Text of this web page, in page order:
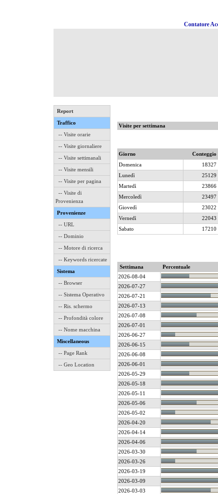
Contatore
Report
Traffico
-- Visite orarie
-- Visite giornaliere
-- Visite settimanali
-- Visite mensili
-- Visite per pagina
-- Visite di
Provenienza
Provenienze
-- URL
-- Dominio
-- Motore di ricerca
-- Keywords ricercate
Sistema
-- Browser
-- Sistema Operativo
-- Ris. schermo
-- Profondità colore
-- Nome macchina
Miscellaneous
-- Page Rank
-- Geo Location
Visite per settimana
Giorno
Conteggio
Domenica
18327
Lunedì
25129
Martedì
23866
Mercoledì
23497
Giovedì
23022
Vernedì
22043
Sabato
17210
Settimana
Percentuale
2026-08-04
2026-07-27
2026-07-21
2026-07-13
2026-07-08
2026-07-01
2026-06-27
2026-06-15
2026-06-08
2026-06-01
2026-05-29
2026-05-18
2026-05-11
2026-05-06
2026-05-02
2026-04-20
2026-04-14
2026-04-06
2026-03-30
2026-03-26
2026-03-19
2026-03-09
2026-03-03